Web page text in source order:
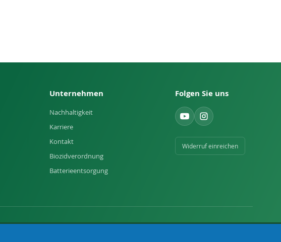
Unternehmen
Nachhaltigkeit
Karriere
Kontakt
Biozidverordnung
Batterieentsorgung
Folgen Sie uns
Widerruf einreichen